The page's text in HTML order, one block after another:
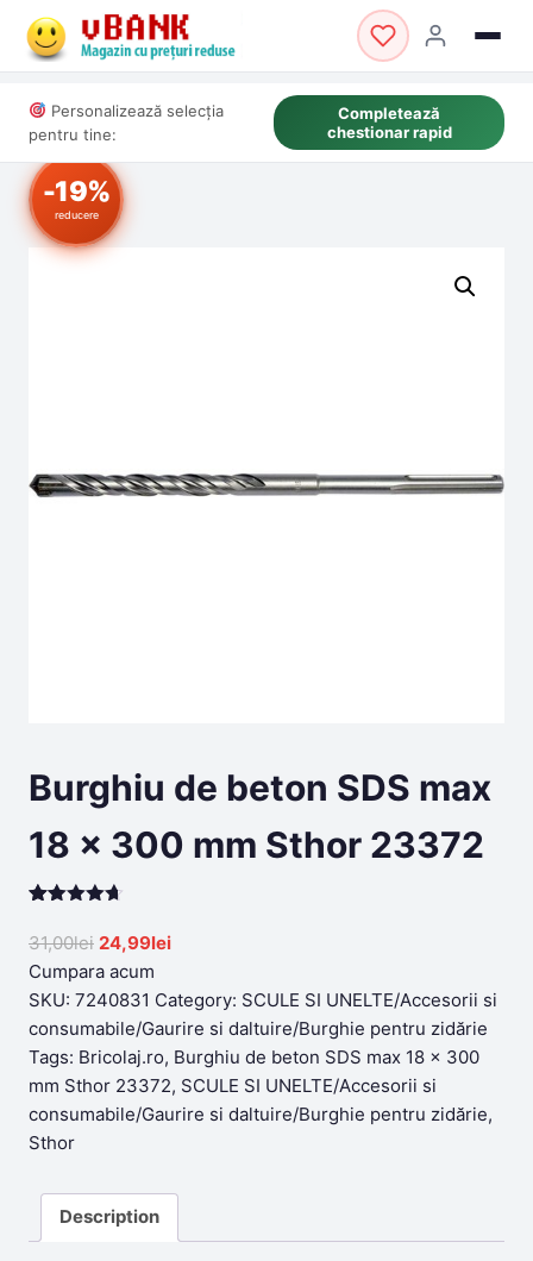
Personalizează selecția
pentru tine:
Completează
chestionar rapid
-19%
reducere
Burghiu de beton SDS max
18 x 300 mm Sthor 23372
out of 5
based on
customer
ratings
31,00lei Original
price
was:
31,00lei.
24,99leiCurrent
is:
24,99lei.
Cumpara acum
SKU: 7240831 Category: SCULE SI UNELTE/Accesorii si
consumabile/Gaurire si daltuire/Burghie pentru zidărie
Tags: Bricolaj.ro, Burghiu de beton SDS max 18 x 300
mm Sthor 23372, SCULE SI UNELTE/Accesorii si
consumabile/Gaurire si daltuire/Burghie pentru zidărie,
Sthor
Description